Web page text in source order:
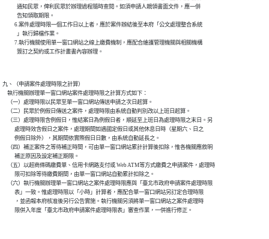
            通知民眾，俾利民眾於辦理過程隨時查閱。如須申請人親領書面文件，應一併
            告知領取期限。
          6.案件處理時限一個工作日以上者，應於案件辦結後至本府「公文處理整合系統
            」執行歸檔作業。
          7.執行機關使用單一窗口網站之線上繳費機制，應配合維護管理機關與相關機構
九、（申請案件處理時限之計算）
    執行機關辦理單一窗口網站案件處理時限之計算方式如下：
    （一）處理時限以民眾至單一窗口網站傳送申請之次日起算。
    （二）民眾於例假日傳送之案件，處理時限由系統自動判別改以上班日起算。
    （三）處理時限含例假日，惟結案日為例假日者，順延至上班日為處理時限之末日。另
          處理時效含假日之案件，處理期間如遇國定假日或其他休息日時（星期六、日之
          例假日除外），其期間依實際假日日數，由系統自動延長之。
    （四）補正案件之等待補正時間，可由單一窗口網站累計計算後扣除，惟各機關應敘明
          補正原因及設定補正期限。
    （五）以超商條碼繳費單、信用卡網路支付或 Web ATM等方式繳費之申請案件，處理時
          限可扣除等待繳費期間，由單一窗口網站自動累計扣除之。
    （六）執行機關辦理單一窗口網站之案件處理時限應與「臺北市政府申請案件處理時限
          表」一致。惟處理時限以「小時」計算者，應配合單一窗口網站另訂定合理時限
          ，並函報本府核准後另行公告實施。執行機關另須將單一窗口網站之案件處理時